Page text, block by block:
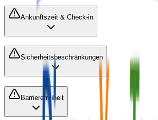
Ankunftszeit & Check-in
Sicherheitsbeschränkungen
Barrierefreiheit